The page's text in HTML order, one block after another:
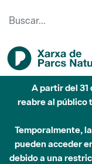
A partir del
reabre al público
Temporalmente,
pueden acceder
debido a una